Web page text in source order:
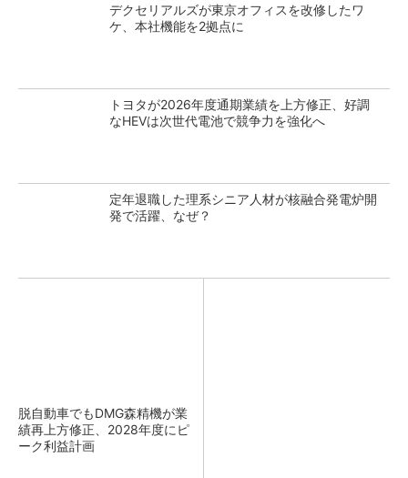
デクセリアルズが東京オフィスを改修したワ
ケ、本社機能を2拠点に
トヨタが2026年度通期業績を上方修正、好調
なHEVは次世代電池で競争力を強化へ
定年退職した理系シニア人材が核融合発電炉開
発で活躍、なぜ？
脱自動車でもDMG森精機が業
績再上方修正、2028年度にピ
ーク利益計画